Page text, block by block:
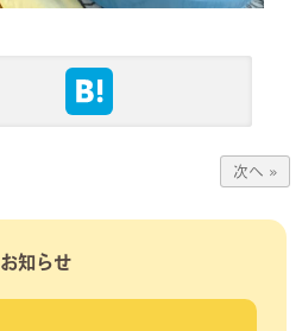
次へ »
お知らせ